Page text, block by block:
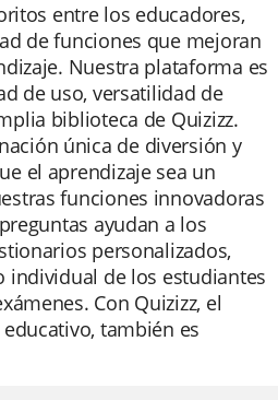
entre los educadores,
de funciones que mejoran
Nuestra plataforma es
de uso, versatilidad de
biblioteca de Quizizz.
única de diversión y
el aprendizaje sea un
funciones innovadoras
ayudan a los
personalizados,
individual de los estudiantes
Con Quizizz, el
también es